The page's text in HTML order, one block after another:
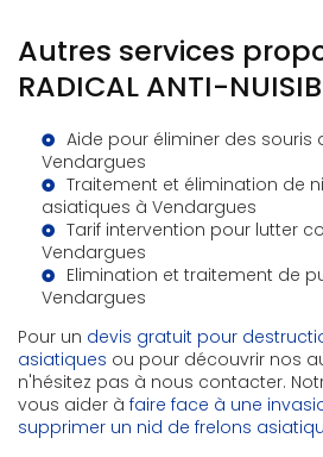
Autres services
RADICAL ANTI-
Aide pour éliminer des souris
Vendargues
Traitement et élimination de
asiatiques à Vendargues
Tarif intervention pour lutter
Vendargues
Elimination et traitement de
Vendargues
Pour un devis gratuit pour
asiatiques ou pour découvrir nos
n'hésitez pas à nous contacter.
vous aider à faire face à une
supprimer un nid de frelons